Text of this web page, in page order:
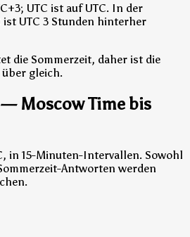
UTC ist auf UTC. In der
UTC 3 Stunden hinterher
die Sommerzeit, daher ist die
gleich.
Moscow Time bis
in 15-Minuten-Intervallen. Sowohl
Antworten werden